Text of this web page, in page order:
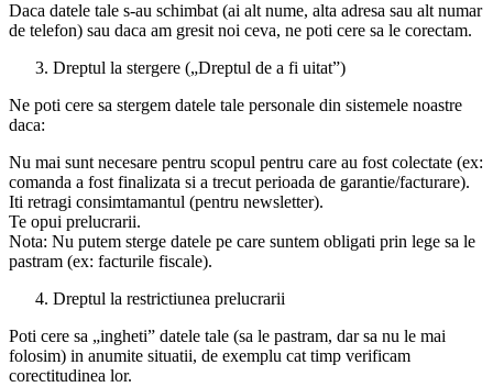
Daca datele tale s-au schimbat (ai alt nume, alta adresa sau alt numar
de telefon) sau daca am gresit noi ceva, ne poti cere sa le corectam.
Dreptul la stergere („Dreptul de a fi uitat”)
Ne poti cere sa stergem datele tale personale din sistemele noastre
daca:
Nu mai sunt necesare pentru scopul pentru care au fost colectate (ex:
comanda a fost finalizata si a trecut perioada de garantie/facturare).
Iti retragi consimtamantul (pentru newsletter).
Te opui prelucrarii.
Nota: Nu putem sterge datele pe care suntem obligati prin lege sa le
pastram (ex: facturile fiscale).
Dreptul la restrictiunea prelucrarii
Poti cere sa „ingheti” datele tale (sa le pastram, dar sa nu le mai
folosim) in anumite situatii, de exemplu cat timp verificam
corectitudinea lor.